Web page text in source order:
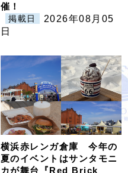
催！
掲載日
2026年08月05
日
横浜赤レンガ倉庫 今年の
夏のイベントはサンタモニ
カが舞台『Red Brick